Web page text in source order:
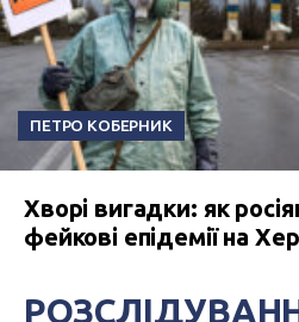
ПЕТРО КОБЕРНИК
Хворі вигадки: як
фейкові епідемії на